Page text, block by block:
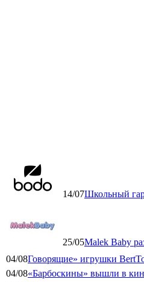
14/07Школьный
25/05Malek Baby
04/08Говорящие» игрушки
04/08«Барбоскины» вышли в